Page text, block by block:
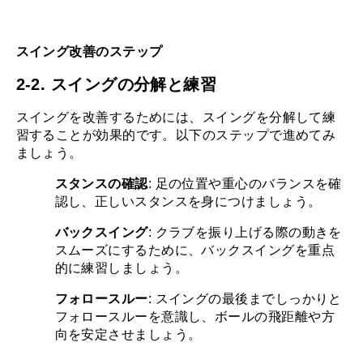
スイング改善のステップ
2-2. スイングの分解と練習
スイングを改善するためには、スイングを分解して練
習することが効果的です。以下のステップで進めてみ
ましょう。
スタンスの確認: 足の位置や重心のバランスを確
認し、正しいスタンスを身につけましょう。
バックスイング: クラブを振り上げる際の動きを
スムーズにするために、バックスイングを重点
的に練習しましょう。
フォロースルー: スイングの最後までしっかりと
フォロースルーを意識し、ボールの飛距離や方
向を安定させましょう。